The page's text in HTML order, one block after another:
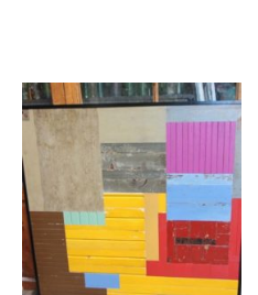
RUPTURE DE STOCK